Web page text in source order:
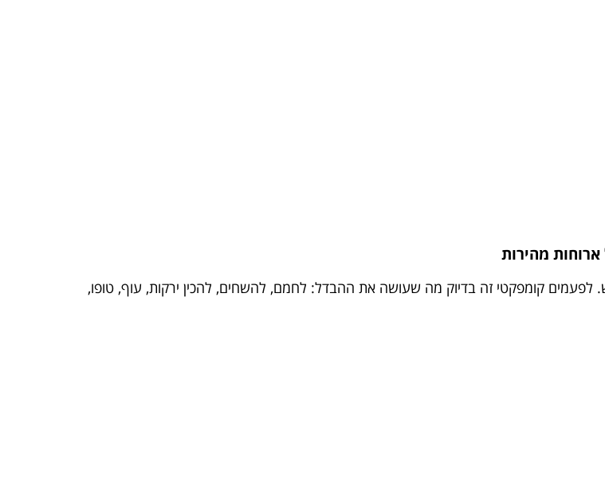
קומפקטי זה בדיוק מה שעושה את ההבדל: לחמם, להשחים, להכין ירקות, עוף, טופו,